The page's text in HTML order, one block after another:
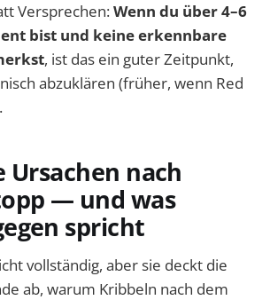
Versprechen:Wenn du über 4–6
bist und keine erkennbare
, ist das ein guter Zeitpunkt,
abzuklären (früher, wenn Red
Ursachen nach
— und was
spricht
vollständig, aber sie deckt die
ab, warum Kribbeln nach dem